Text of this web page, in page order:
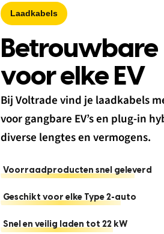
Laadkabels
voor elke EV
Bij Voltrade vind je laadkabels
voor gangbare EV’s en plug-in
diverse lengtes en vermogens.
Voorraadproducten snel geleverd
Geschikt voor elke Type 2-auto
Snel en veilig laden tot 22 kW